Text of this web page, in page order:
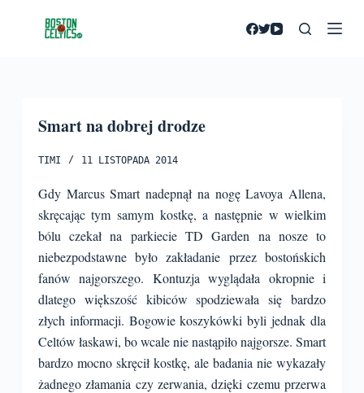
Smart na dobrej drodze
TIMI 11 LISTOPADA 2014
Gdy Marcus Smart nadepnął na nogę Lavoya Allena,
skręcając tym samym kostkę, a następnie w wielkim
bólu czekał na parkiecie TD Garden na nosze to
niebezpodstawne było zakładanie przez bostońskich
fanów najgorszego. Kontuzja wyglądała okropnie i
dlatego większość kibiców spodziewała się bardzo
złych informacji. Bogowie koszykówki byli jednak dla
Celtów łaskawi, bo wcale nie nastąpiło najgorsze.Smart
bardzo mocno skręcił kostkę, ale badania nie wykazały
żadnego złamania czy zerwania, dzięki czemu przerwa